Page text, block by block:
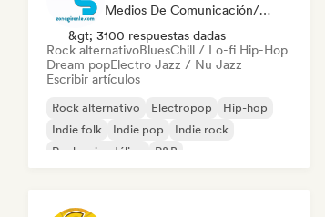
Medios De Comunicación/Periodista
&gt; 3100 respuestas dadas
Rock alternativoBluesChill / Lo-fi Hip-Hop
Dream popElectro Jazz / Nu Jazz
Escribir artículos
Rock alternativo Electropop
Hip-hop
Indie folk
Indie pop
Indie rock
Rock psicodélico
R&B